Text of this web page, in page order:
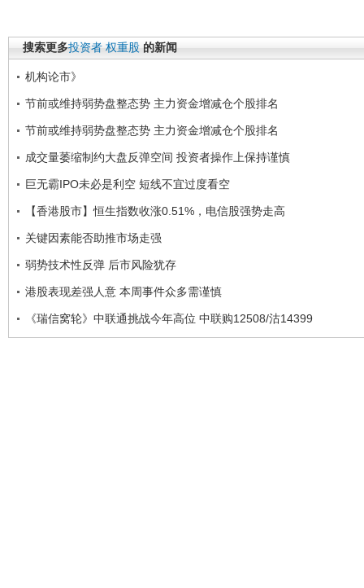
搜索更多投资者 权重股 的新闻
机构论市》
节前或维持弱势盘整态势 主力资金增减仓个股排名
节前或维持弱势盘整态势 主力资金增减仓个股排名
成交量萎缩制约大盘反弹空间 投资者操作上保持谨慎
巨无霸IPO未必是利空 短线不宜过度看空
【香港股市】恒生指数收涨0.51%，电信股强势走高
关键因素能否助推市场走强
弱势技术性反弹 后市风险犹存
港股表现差强人意 本周事件众多需谨慎
《瑞信窝轮》中联通挑战今年高位 中联购12508/沽14399